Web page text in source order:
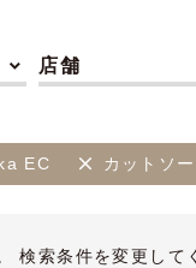
店舗
EC カットソー
検索条件を変更して